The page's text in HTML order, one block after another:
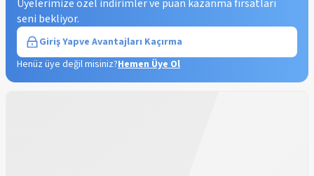
Üyelerimize özel indirimler ve puan kazanma fırsatları
seni bekliyor.
Giriş Yapve Avantajları Kaçırma
Henüz üye değil misiniz?Hemen Üye Ol